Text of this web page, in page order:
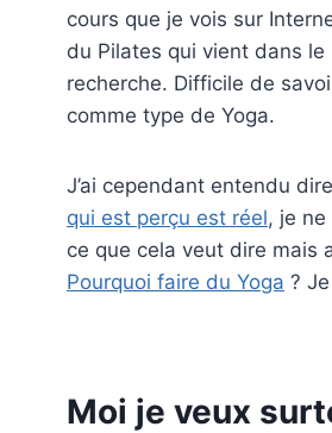
cours que je vois sur
du Pilates qui vient dans le
recherche. Difficile de
comme type de Yoga.
J’ai cependant entendu
qui est perçu est réel, je
ce que cela veut dire mais
Pourquoi faire du Yoga ?
Moi je veux